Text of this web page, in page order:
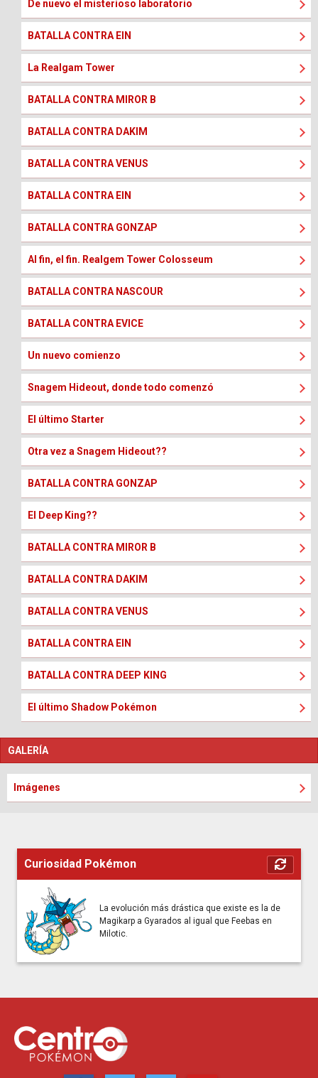
De nuevo el misterioso laboratorio
BATALLA CONTRA EIN
La Realgam Tower
BATALLA CONTRA MIROR B
BATALLA CONTRA DAKIM
BATALLA CONTRA VENUS
BATALLA CONTRA EIN
BATALLA CONTRA GONZAP
Al fin, el fin. Realgem Tower Colosseum
BATALLA CONTRA NASCOUR
BATALLA CONTRA EVICE
Un nuevo comienzo
Snagem Hideout, donde todo comenzó
El último Starter
Otra vez a Snagem Hideout??
BATALLA CONTRA GONZAP
El Deep King??
BATALLA CONTRA MIROR B
BATALLA CONTRA DAKIM
BATALLA CONTRA VENUS
BATALLA CONTRA EIN
BATALLA CONTRA DEEP KING
El último Shadow Pokémon
GALERÍA
Imágenes
Curiosidad Pokémon
La evolución más drástica que existe es la de
Magikarp a Gyarados al igual que Feebas en
Milotic.